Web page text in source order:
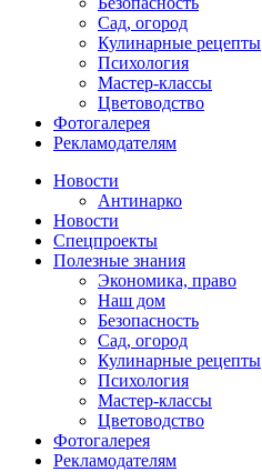
Сад, огород
Кулинарные рецепты
Психология
Мастер-классы
Цветоводство
Фотогалерея
Рекламодателям
Новости
Антинарко
Новости
Спецпроекты
Полезные знания
Экономика, право
Наш дом
Безопасность
Сад, огород
Кулинарные рецепты
Психология
Мастер-классы
Цветоводство
Фотогалерея
Рекламодателям